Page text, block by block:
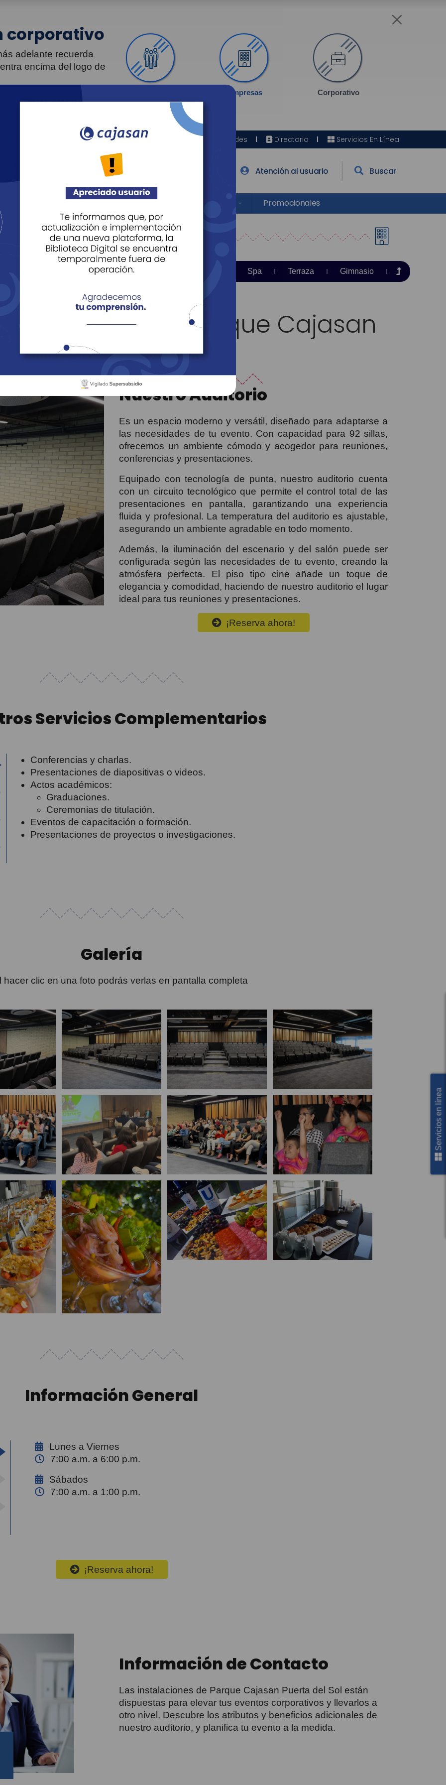
corporativo
adelante recuerda
encima del logo de
Empresas Corporativo
Revista Fácil Vivir Sedes Directorio Servicios En Línea
Agéndate Atención al usuario Buscar
Transparencia Sostenibilidad Promocionales
Salas de Tecnología Spa Terraza Gimnasio
Edificio de Bienestar Auditorio
Parque Cajasan
Nuestro Auditorio
Es un espacio moderno y versátil, diseñado para adaptarse a
las necesidades de tu evento. Con capacidad para 92 sillas,
ofrecemos un ambiente cómodo y acogedor para reuniones,
conferencias y presentaciones.
Equipado con tecnología de punta, nuestro auditorio cuenta
con un circuito tecnológico que permite el control total de las
presentaciones en pantalla, garantizando una experiencia
fluida y profesional. La temperatura del auditorio es ajustable,
asegurando un ambiente agradable en todo momento.
Además, la iluminación del escenario y del salón puede ser
configurada según las necesidades de tu evento, creando la
atmósfera perfecta. El piso tipo cine añade un toque de
elegancia y comodidad, haciendo de nuestro auditorio el lugar
ideal para tus reuniones y presentaciones.
¡Reserva ahora!
Servicios Complementarios
Conferencias y charlas.
Presentaciones de diapositivas o videos.
Actos académicos:
Graduaciones.
Ceremonias de titulación.
Eventos de capacitación o formación.
Presentaciones de proyectos o investigaciones.
Galería
hacer clic en una foto podrás verlas en pantalla completa
Información General
Lunes a Viernes
7:00 a.m. a 6:00 p.m.
Sábados
7:00 a.m. a 1:00 p.m.
¡Reserva ahora!
Información de Contacto
Las instalaciones de Parque Cajasan Puerta del Sol están
dispuestas para elevar tus eventos corporativos y llevarlos a
otro nivel. Descubre los atributos y beneficios adicionales de
nuestro auditorio, y planifica tu evento a la medida.
Servicios en línea